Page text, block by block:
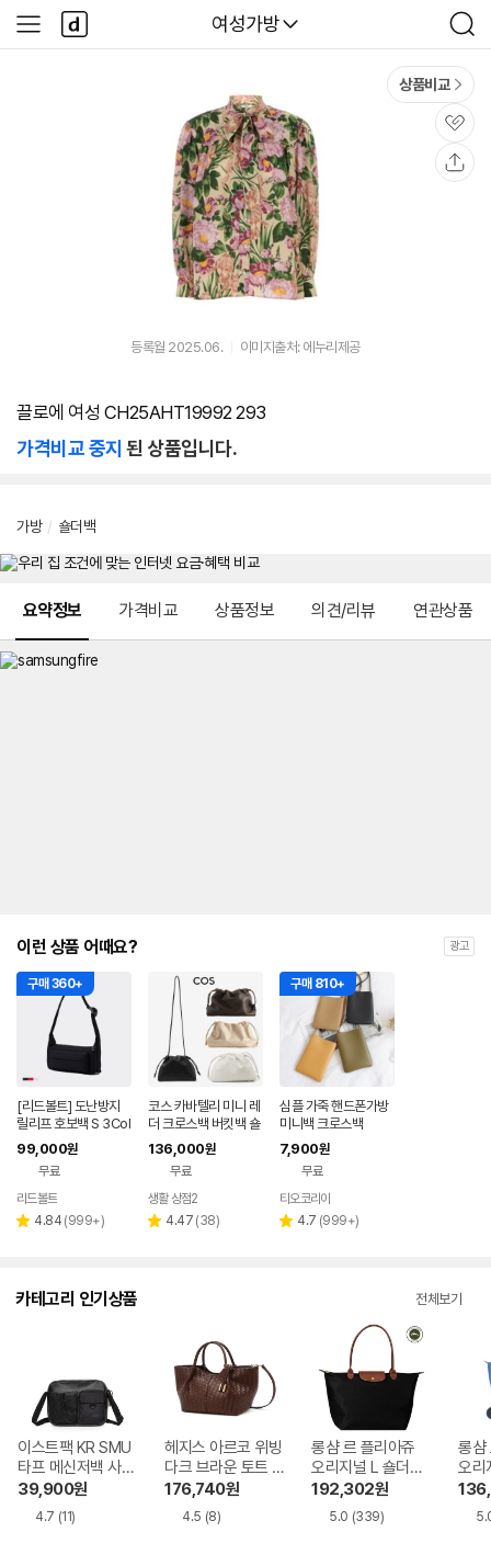
다나와
여성가방
검
색
사
이
다
나
와
상품비교
관
심
등록월 2025.06. 이미지출처: 에누리제공
끌로에 여성 CH25AHT19992 293
가격비교 중지 된 상품입니다.
가방 / 숄더백
요약정보 가격비교 상품정보 의견/리뷰 연관상품
이런 상품 어때요? 광고
구매 360+
[리드볼트] 도난방지
릴리프 호보백 S 3Col
or
99,000원
무료
리드볼트
별 4.84 리
(999+)
코스 카바텔리 미니 레
더 크로스백 버킷백 숄
더백 클러치 스웨이드
가방 COS
136,000원
무료
페이
생활 상점2
별 4.47 리
(38)
구매 810+
심플 가죽 핸드폰가방
미니백 크로스백
7,900원
무료
페이
티오코리아
별 4.7 리
(999+)
카테고리 인기상품 전체보기
이스트팩 KR SMU
타프 메신저백 사첼
M EOCBS05 008
39,900원
4.7 (11)
헤지스 아르코 위빙
다크 브라운 토트 M
HIBA6E375W3
176,740원
4.5 (8)
롱샴 르 플리아쥬
오리지널 L 숄더백_
L1899089001
192,302원
5.0 (339)
롱샴
오리